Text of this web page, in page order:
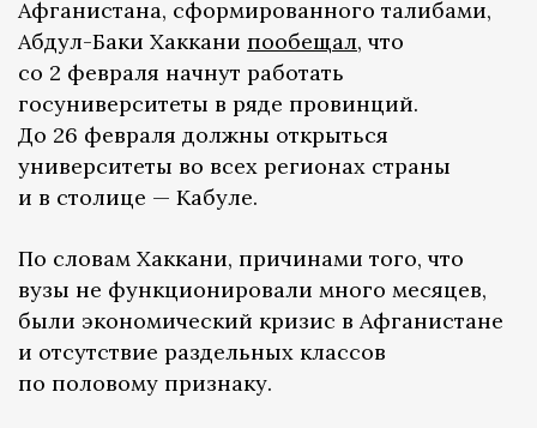
Афганистана, сформированного талибами,
Абдул-Баки Хаккани пообещал, что
со 2 февраля начнут работать
госуниверситеты в ряде провинций.
До 26 февраля должны открыться
университеты во всех регионах страны
и в столице — Кабуле.
По словам Хаккани, причинами того, что
вузы не функционировали много месяцев,
были экономический кризис в Афганистане
и отсутствие раздельных классов
по половому признаку.